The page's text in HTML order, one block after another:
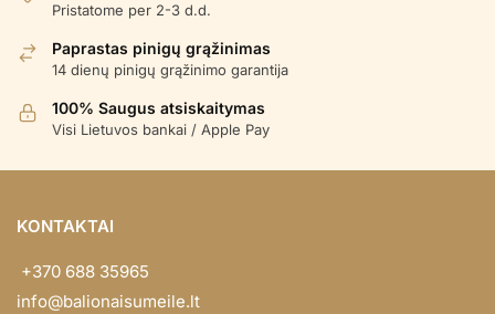
Pristatome per 2-3 d.d.
Paprastas pinigų grąžinimas
14 dienų pinigų grąžinimo garantija
100% Saugus atsiskaitymas
Visi Lietuvos bankai / Apple Pay
KONTAKTAI
+370 688 35965
info@balionaisumeile.lt